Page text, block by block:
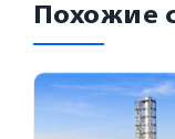
Похожие